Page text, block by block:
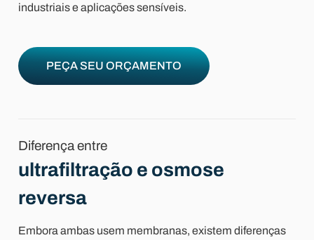
industriais e aplicações sensíveis.
PEÇA SEU ORÇAMENTO
Diferença entre
ultrafiltração e osmose
reversa
Embora ambas usem membranas, existem diferenças